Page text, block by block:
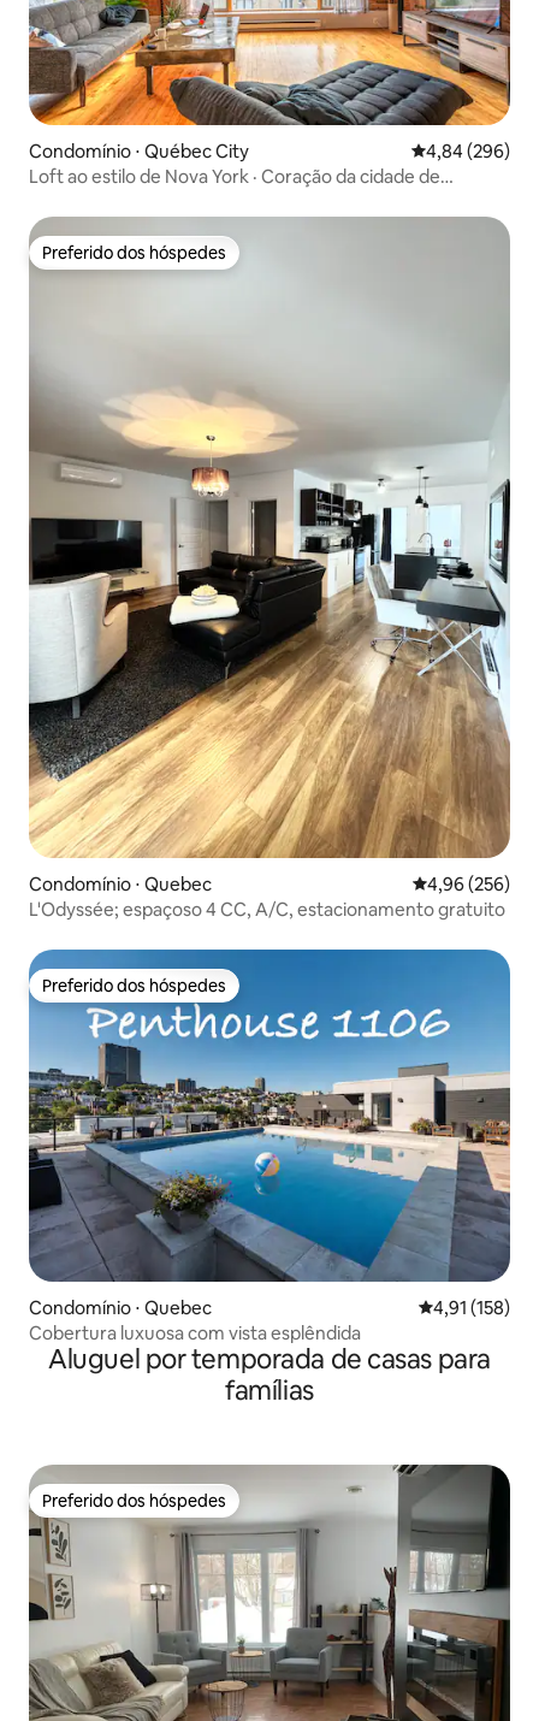
Condomínio ⋅ Québec City 4,84 de uma
4,84 (296)
Loft ao estilo de Nova York · Coração da cidade de
Preferido dos hóspedes
Preferido dos hóspedes
Condomínio ⋅ Quebec 4,96 de uma
4,96 (256)
L'Odyssée; espaçoso 4 CC, A/C, estacionamento gratuito
Preferido dos hóspedes
Preferido dos hóspedes
Condomínio ⋅ Quebec 4,91 de uma
4,91 (158)
Cobertura luxuosa com vista esplêndida
Aluguel por temporada de casas para
famílias
Preferido dos hóspedes
Preferido dos hóspedes